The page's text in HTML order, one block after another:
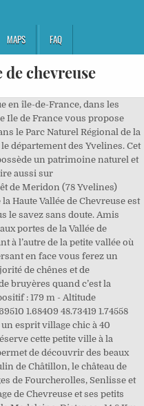
MAPS FAQ
chevreuse
les excès en tous genres. Au départ de la Gare Paris Montparnasse, armez-vous de votre Pass Navigo pour descendre en … Rando-citadine pour parcourir le centre ancien de Chevreuse et profiter du panorama qui s'offre à partir des remparts du château de la Madeleine. Prenez votre temps, et n’hésitez pas à profiter du Musée National de Port-Royal des Champs ou de son Abbaye et à vous reposer en pleine nature près de l’Étang des Noës ! Et puis, c'est pas tous les jours que je peux traverser le parc du Chateau de Breuteuil. Le Perray-en-Yvelines var mail = "tourisme@yvelines.fr"; C’est une des plus belles sorties que j’ai pu réaliser en région parisienne. Ce circuit champêtre vous permettra de rejoindre Pecqueuse et d'observer la ville de Limours depuis le viaduc qui la surplombe. Petit coin des Yvelines où il fait bon vivre, il fait également bon de randonner, alors tous en VTT ! Très beau paysage. Un patrimoine culturel vous attend également au cours de cette sortie à vélo pour un petit voyage dans le temps ! Cet itinéraire vélo vous ouvre une voie royale pour des escapades en famille ou entre amis : sportives, écolos, hédonistes et toujours à votre rythme. Le Baladobus vous emmène aux portes des sites touristiques du Parc naturel régional de la Haute Vallée de Chevreuse, profitez-en ! Saint-Rémy-lès-Chevreuse 2. Au départ de St Rémy les Chevreuse, une jolie découverte de la vallée de Chevreuse vers le Parc de St Cloud en passant par Versailles, 1168 D+. Si vous ne pratiquez pas de sport régulièrement, veillez à suivre un programme d'entraînement d’au minimum 2 à 3 semaines avant de … Vaux-de-Cernay Le Parc naturel régional de la Haute Vallée de Chevreuse, dont le siège se situe dans l'enceinte du château de la Madeleine à Chevreuse, englobe 51 communes (soit 109 … S’est alors dessinée dans mon esprit, la Vallée de Chevreuse. , VALLÉE DE CHEVREUSE, Senlisse – Κάντε κράτηση με Εγγύηση Καλύτερης Τιμής! … distance : 34.4km. Chevreuse et la vallée de l'Yvette est un circuit de randonnée situé sur la commune de Chevreuse en Yvelines (78). Il est conseillé de la faire par temps clair si possible afin de profiter au maximum de la vue sur toute la région. Ce circuit qui ne présente aucune difficulté propose au travers de nombreux panneaux d'information de découvrir l'agriculture et la gestion de l'environnement au sein d'une région fortement urbanisée. La première partie de cette randonnée offre une alternance de parcours en forêt et entre les champs. Inscription sur place à partir de 7h jusqu’à 10h Boissons chaudes, jus de fruits et petits gâteaux vous seront servis. Saint-Arnoult-en-Yvelines Moment très agréable passé dans cette maison très bien située, au carrefour entre la belle randonnée des 90 bosses de la forêt de Rambouillet et les sentiers vers la haute vallée de Chevreuse. Ce parcours est divisé en trois tronçons aux caractéristiques différentes, allant du plus champêtre au plus urbain. L'indispensable carte de randonnée IGN 2215OTR imprimée en recto-verso aux alentours de la Forêt de Rambouilletet PNR de la Haute Vallée de Chevreuse. Chemins à travers champs et forêts, visite de 3 châteaux à la clé et un nouveau loueur de vélo à la sortie de la gare pour les plus "écolos". Ce parcours d’environ 2.2 kilomètres représente en moyenne 1h00 de marche. Cette région, qui assure le lien entre l’Ile-de-France et la région centre, allie le charme d’une région touristique dotée d’un important patrimoine avec un cadre naturel exceptionnel. Cette randonnée est accessible à tous, petits et grands. 28 kms de pur bonheur qui vous feront oublier Paris. }); Votre guide de sorties dans les Yvelines, tous droits réservés by Kaliop, Les fermes pédagogiques et cuillettes en Yvelines. Alors enfilez vos baskets et venez découvrir la vallée qui a inspirée certains peintres, ou encore l’histoire de l’Abbaye de Cernay ! Au départ d'une g